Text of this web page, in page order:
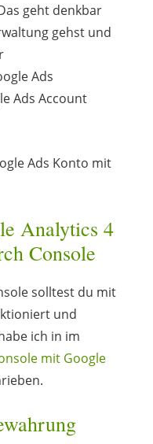
geht denkbar
gehst und
Ads
Ads Account
Analytics 4
Console
solltest du mit
und
ich in im
mit Google